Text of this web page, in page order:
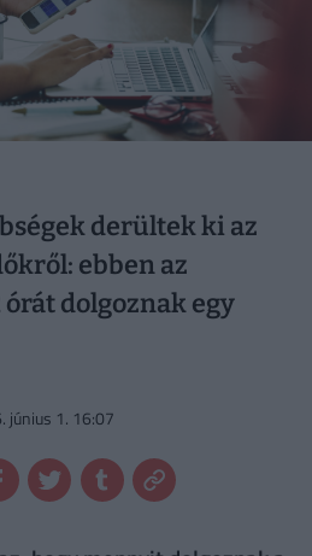
derültek ki az
ebben az
dolgoznak egy
június 1. 16:07